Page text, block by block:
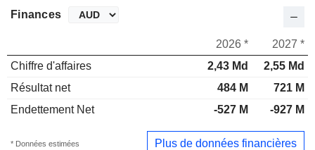
Finances
2026 *
2027 *
Chiffre d'affaires
2,43 Md
2,55 Md
Résultat net
484 M
721 M
Endettement Net
-527 M -927 M
* Données estimées Plus de données financières